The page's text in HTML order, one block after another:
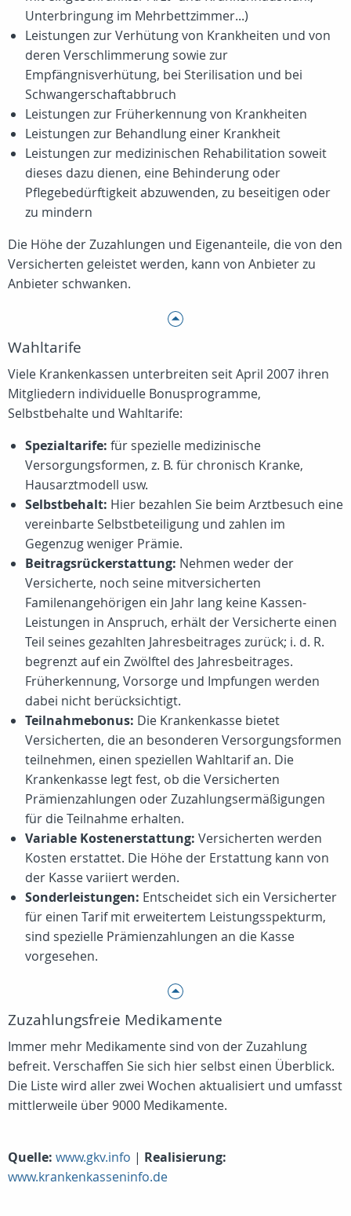
Unterbringung im Mehrbettzimmer...)
Leistungen zur Verhütung von Krankheiten und von
deren Verschlimmerung sowie zur
Empfängnisverhütung, bei Sterilisation und bei
Schwangerschaftabbruch
Leistungen zur Früherkennung von Krankheiten
Leistungen zur Behandlung einer Krankheit
Leistungen zur medizinischen Rehabilitation soweit
dieses dazu dienen, eine Behinderung oder
Pflegebedürftigkeit abzuwenden, zu beseitigen oder
zu mindern
Die Höhe der Zuzahlungen und Eigenanteile, die von den
Versicherten geleistet werden, kann von Anbieter zu
Anbieter schwanken.
Wahltarife
Viele Krankenkassen unterbreiten seit April 2007 ihren
Mitgliedern individuelle Bonusprogramme,
Selbstbehalte und Wahltarife:
Spezialtarife: für spezielle medizinische
Versorgungsformen, z. B. für chronisch Kranke,
Hausarztmodell usw.
Selbstbehalt: Hier bezahlen Sie beim Arztbesuch eine
vereinbarte Selbstbeteiligung und zahlen im
Gegenzug weniger Prämie.
Beitragsrückerstattung: Nehmen weder der
Versicherte, noch seine mitversicherten
Familenangehörigen ein Jahr lang keine Kassen-
Leistungen in Anspruch, erhält der Versicherte einen
Teil seines gezahlten Jahresbeitrages zurück; i. d. R.
begrenzt auf ein Zwölftel des Jahresbeitrages.
Früherkennung, Vorsorge und Impfungen werden
dabei nicht berücksichtigt.
Teilnahmebonus: Die Krankenkasse bietet
Versicherten, die an besonderen Versorgungsformen
teilnehmen, einen speziellen Wahltarif an. Die
Krankenkasse legt fest, ob die Versicherten
Prämienzahlungen oder Zuzahlungsermäßigungen
für die Teilnahme erhalten.
Variable Kostenerstattung: Versicherten werden
Kosten erstattet. Die Höhe der Erstattung kann von
der Kasse variiert werden.
Sonderleistungen: Entscheidet sich ein Versicherter
für einen Tarif mit erweitertem Leistungsspekturm,
sind spezielle Prämienzahlungen an die Kasse
vorgesehen.
Zuzahlungsfreie Medikamente
Immer mehr Medikamente sind von der Zuzahlung
befreit. Verschaffen Sie sich hier selbst einen Überblick.
Die Liste wird aller zwei Wochen aktualisiert und umfasst
mittlerweile über 9000 Medikamente.
Quelle: www.gkv.info | Realisierung:
www.krankenkasseninfo.de